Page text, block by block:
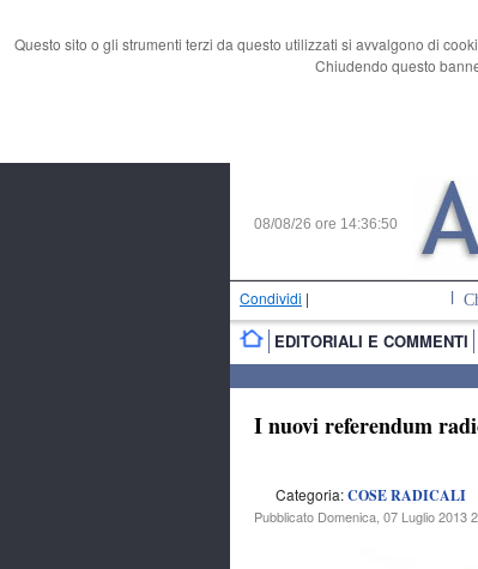
Questo sito o gli strumenti terzi da questo utilizzati si avvalgono di
Chiudendo questo
08/08/26 ore 14:36:51
Condividi |
EDITORIALI E COMMENTI
I nuovi referendum
Categoria:COSE RADICALI
Pubblicato Domenica, 07 Luglio 2013